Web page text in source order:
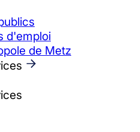
d'emploi
de Metz